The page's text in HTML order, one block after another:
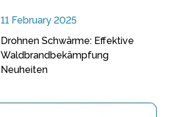
11 February 2025
Drohnen Schwärme: Effektive
Waldbrandbekämpfung
Neuheiten